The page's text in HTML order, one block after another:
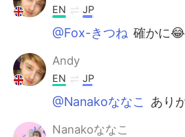
EN JP
@Fox-きつね 確かに😂
Andy
EN JP
@Nanakoななこ あり
Nanakoななこ